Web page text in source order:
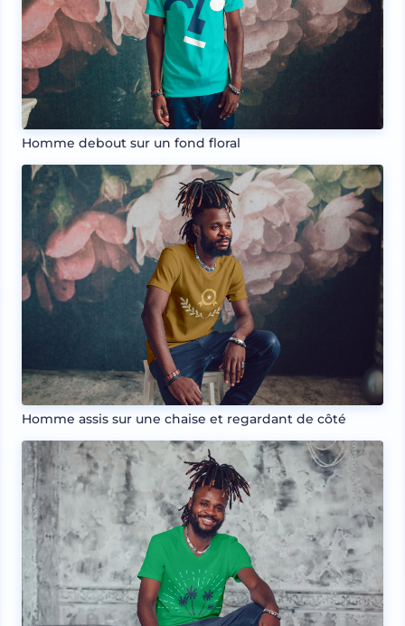
Homme debout sur un fond floral
Homme assis sur une chaise et regardant de côté